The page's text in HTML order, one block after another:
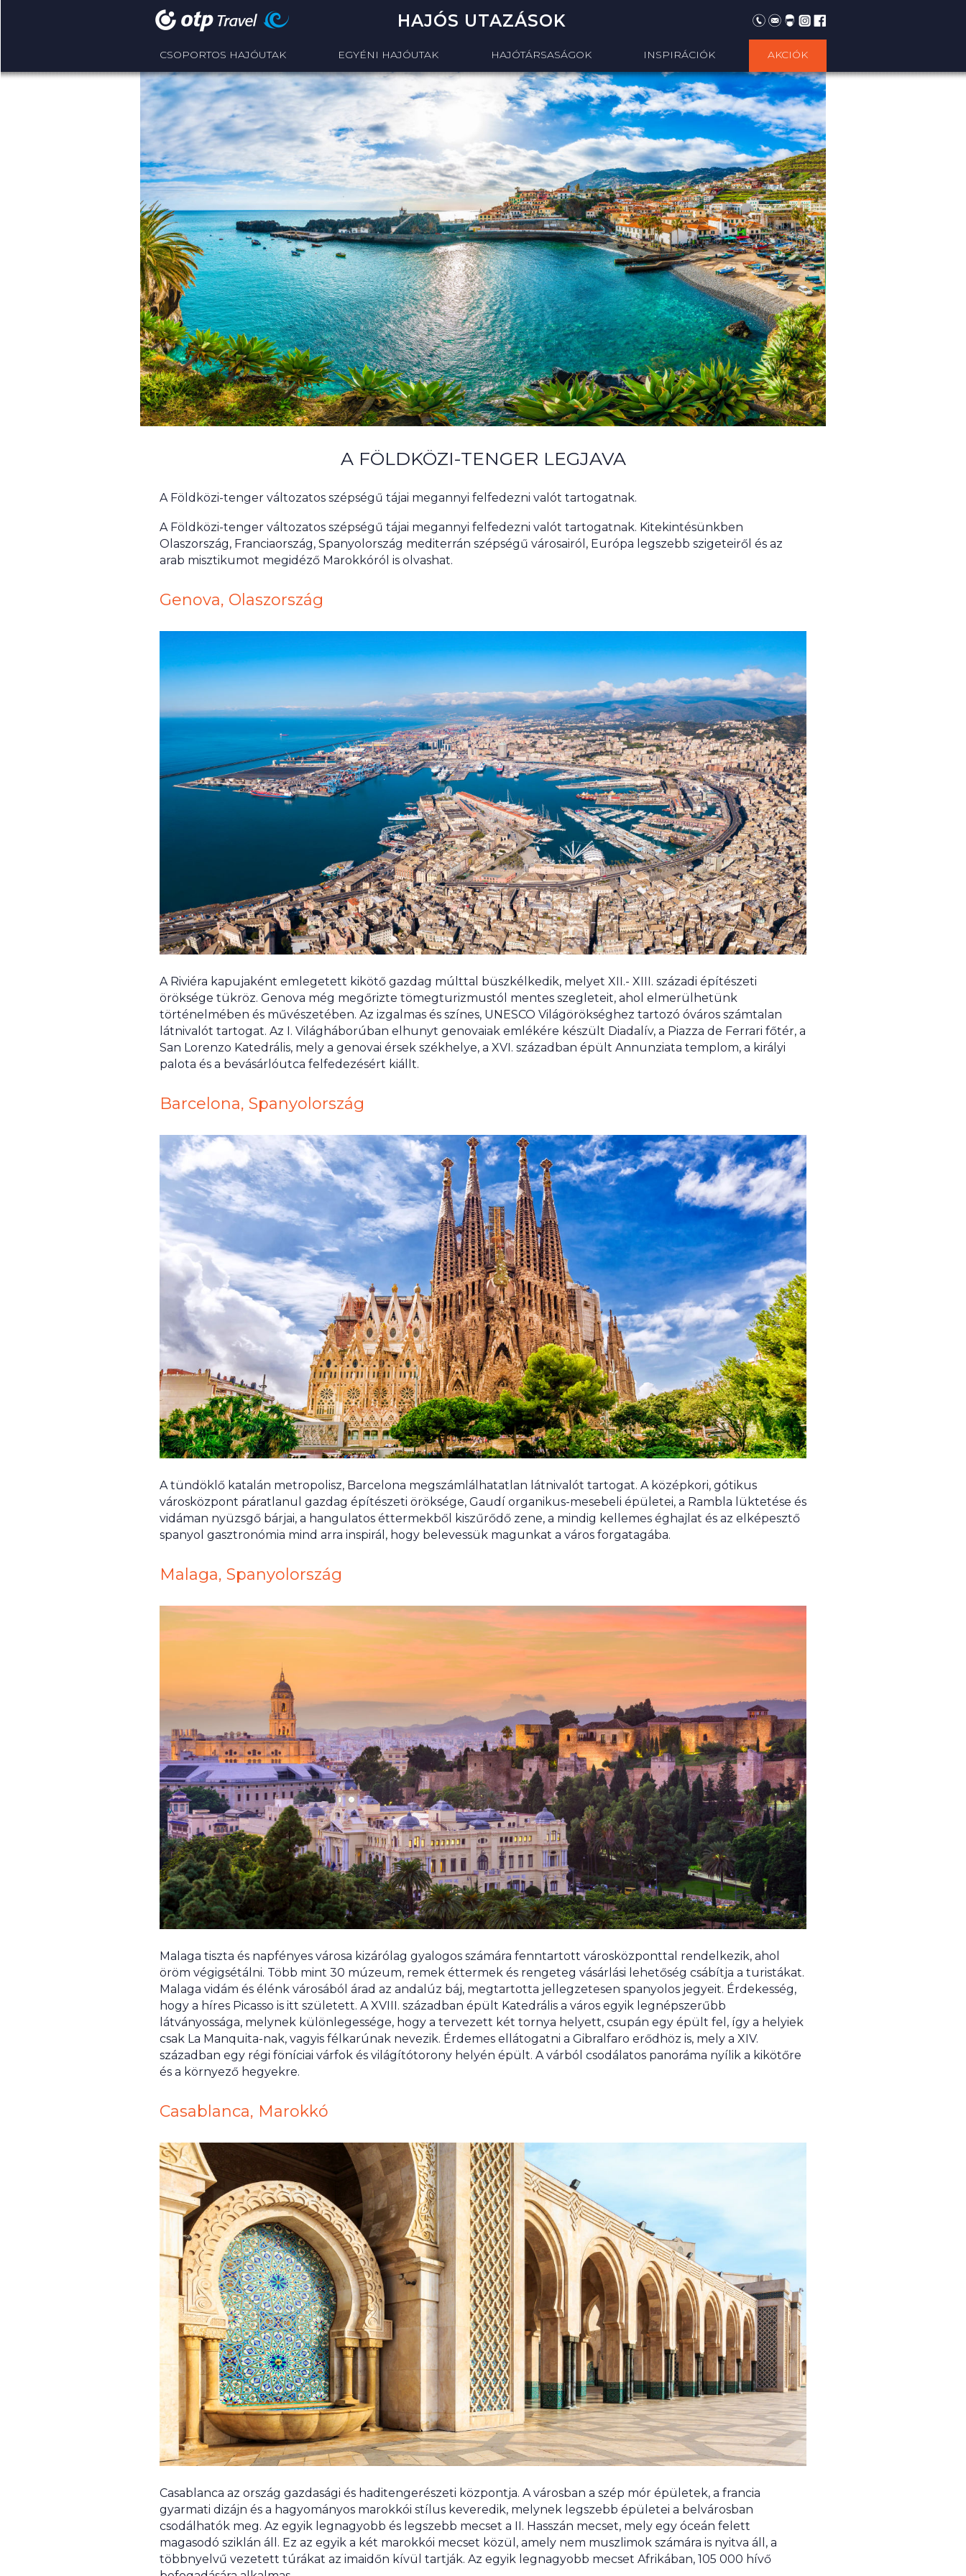
HAJÓS UTAZÁSOK
CSOPORTOS HAJÓUTAK EGYÉNI HAJÓUTAK HAJÓTÁRSASÁGOK INSPIRÁCIÓK AKCIÓK
A FÖLDKÖZI-TENGER LEGJAVA
A Földközi-tenger változatos szépségű tájai megannyi felfedezni valót tartogatnak.
A Földközi-tenger változatos szépségű tájai megannyi felfedezni valót tartogatnak. Kitekintésünkben
Olaszország, Franciaország, Spanyolország mediterrán szépségű városairól, Európa legszebb szigeteiről és az
arab misztikumot megidéző Marokkóról is olvashat.
Genova, Olaszország
A Riviéra kapujaként emlegetett kikötő gazdag múlttal büszkélkedik, melyet XII.- XIII. századi építészeti
öröksége tükröz. Genova még megőrizte tömegturizmustól mentes szegleteit, ahol elmerülhetünk
történelmében és művészetében. Az izgalmas és színes, UNESCO Világörökséghez tartozó óváros számtalan
látnivalót tartogat. Az I. Világháborúban elhunyt genovaiak emlékére készült Diadalív, a Piazza de Ferrari főtér, a
San Lorenzo Katedrális, mely a genovai érsek székhelye, a XVI. században épült Annunziata templom, a királyi
palota és a bevásárlóutca felfedezésért kiállt.
Barcelona, Spanyolország
A tündöklő katalán metropolisz, Barcelona megszámlálhatatlan látnivalót tartogat. A középkori, gótikus
városközpont páratlanul gazdag építészeti öröksége, Gaudí organikus-mesebeli épületei, a Rambla lüktetése és
vidáman nyüzsgő bárjai, a hangulatos éttermekből kiszűrődő zene, a mindig kellemes éghajlat és az elképesztő
spanyol gasztronómia mind arra inspirál, hogy belevessük magunkat a város forgatagába.
Malaga, Spanyolország
Malaga tiszta és napfényes városa kizárólag gyalogos számára fenntartott városközponttal rendelkezik, ahol
öröm végigsétálni. Több mint 30 múzeum, remek éttermek és rengeteg vásárlási lehetőség csábítja a turistákat.
Malaga vidám és élénk városából árad az andalúz báj, megtartotta jellegzetesen spanyolos jegyeit. Érdekesség,
hogy a híres Picasso is itt született. A XVIII. században épült Katedrális a város egyik legnépszerűbb
látványossága, melynek különlegessége, hogy a tervezett két tornya helyett, csupán egy épült fel, így a helyiek
csak La Manquita-nak, vagyis félkarúnak nevezik. Érdemes ellátogatni a Gibralfaro erődhöz is, mely a XIV.
században egy régi föníciai várfok és világítótorony helyén épült. A várból csodálatos panoráma nyílik a kikötőre
és a környező hegyekre.
Casablanca, Marokkó
Casablanca az ország gazdasági és haditengerészeti központja. A városban a szép mór épületek, a francia
gyarmati dizájn és a hagyományos marokkói stílus keveredik, melynek legszebb épületei a belvárosban
csodálhatók meg. Az egyik legnagyobb és legszebb mecset a II. Hasszán mecset, mely egy óceán felett
magasodó sziklán áll. Ez az egyik a két marokkói mecset közül, amely nem muszlimok számára is nyitva áll, a
többnyelvű vezetett túrákat az imaidőn kívül tartják. Az egyik legnagyobb mecset Afrikában, 105 000 hívő